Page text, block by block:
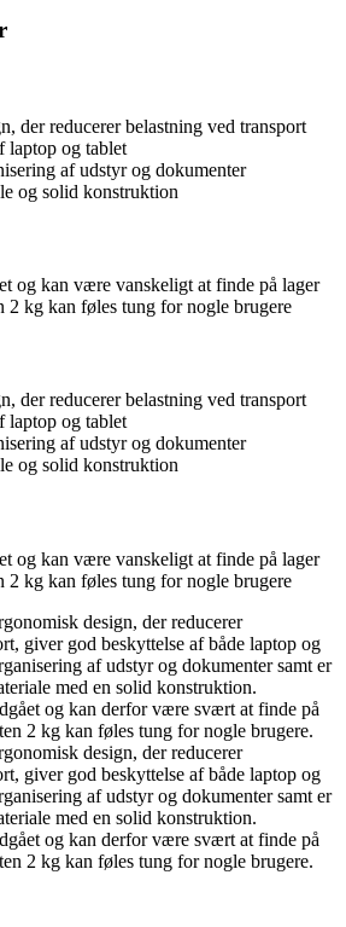
der reducerer belastning ved transport
laptop og tablet
af udstyr og dokumenter
og solid konstruktion
og kan være vanskeligt at finde på lager
kg kan føles tung for nogle brugere
der reducerer belastning ved transport
laptop og tablet
af udstyr og dokumenter
og solid konstruktion
og kan være vanskeligt at finde på lager
kg kan føles tung for nogle brugere
design, der reducerer
giver god beskyttelse af både laptop og
af udstyr og dokumenter samt er
med en solid konstruktion.
og kan derfor være svært at finde på
2 kg kan føles tung for nogle brugere.
design, der reducerer
giver god beskyttelse af både laptop og
af udstyr og dokumenter samt er
med en solid konstruktion.
og kan derfor være svært at finde på
2 kg kan føles tung for nogle brugere.